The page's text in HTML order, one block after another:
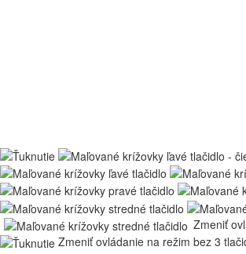
Zmeniť
Zmeniť ovládanie na režim bez 3